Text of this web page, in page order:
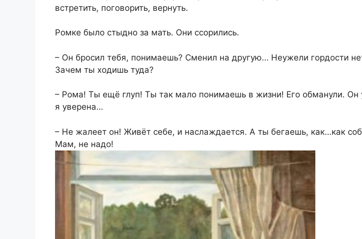
встретить, поговорить, вернуть.
Ромке было стыдно за мать. Они ссорились.
– Он бросил тебя, понимаешь? Сменил на другую… Неужели гордости
Зачем ты ходишь туда?
– Рома! Ты ещё глуп! Ты так мало понимаешь в жизни! Его обманули. Он
я уверена…
– Не жалеет он! Живёт себе, и наслаждается. А ты бегаешь, как…как
Мам, не надо!